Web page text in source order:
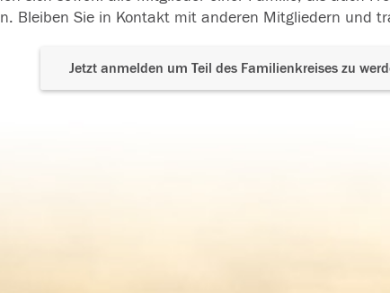
Bleiben Sie in Kontakt mit anderen Mitgliedern und
Jetzt anmelden um Teil des Familienkreises zu